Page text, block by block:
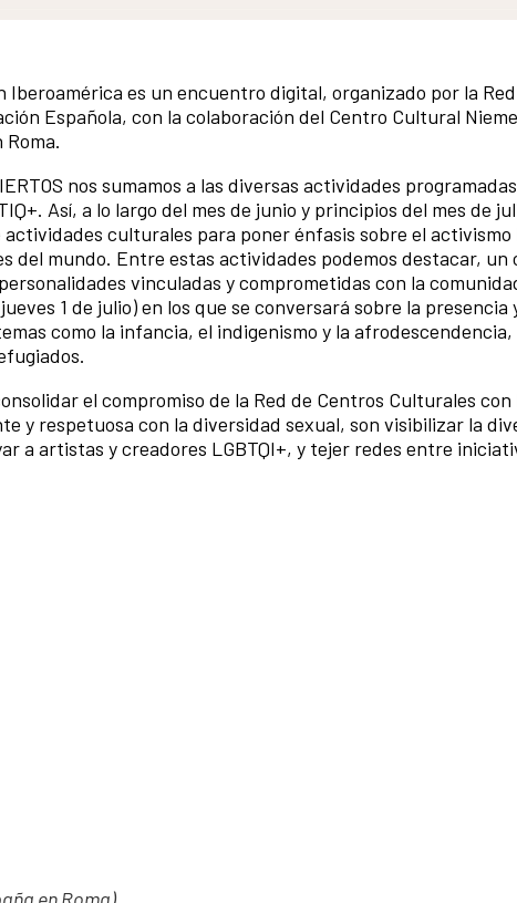
Iberoamérica es un encuentro digital, organizado por la
Española, con la colaboración del Centro Cultural
nos sumamos a las diversas actividades
Así, a lo largo del mes de junio y principios del mes de
culturales para poner énfasis sobre el activismo
del mundo. Entre estas actividades podemos destacar, un
vinculadas y comprometidas con la
1 de julio) en los que se conversará sobre la presencia
como la infancia, el indigenismo y la afrodescendencia,
el compromiso de la Red de Centros Culturales con
y respetuosa con la diversidad sexual, son visibilizar la
a artistas y creadores LGBTQI+, y tejer redes entre
en Roma)